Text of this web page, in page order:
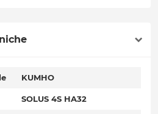
KUMHO
SOLUS 4S HA32